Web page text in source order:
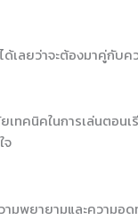
ด้เลยว่าจะต้องมาคู่กับ
ทคนิคในการเล่นตอน
จ
ามพยายามและควา